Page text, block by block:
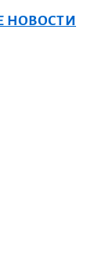
НОВОСТИ